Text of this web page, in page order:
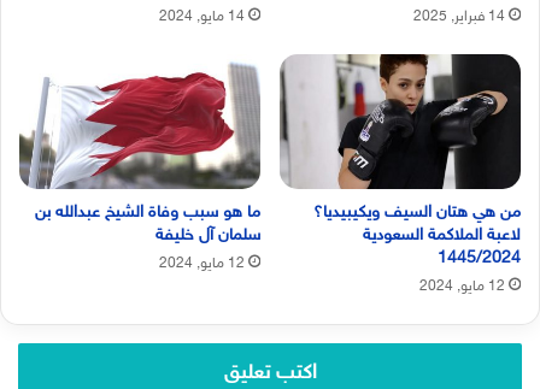
14 فبراير, 2025 14 مايو, 2024
من هي هتان السيف ويكيبيديا؟
لاعبة الملاكمة السعودية
1445/2024
12 مايو, 2024
ما هو سبب وفاة الشيخ عبدالله بن
سلمان آل خليفة
12 مايو, 2024
اكتب تعليق